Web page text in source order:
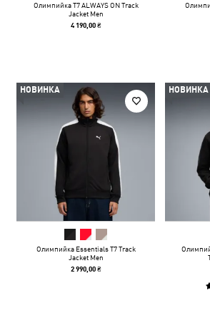
Олимпийка T7 ALWAYS ON Track
Jacket Men
4 190,00 ₴
НОВИНКА
Олимпийка Essentials T7 Track
Jacket Men
2 990,00 ₴
НОВИНКА